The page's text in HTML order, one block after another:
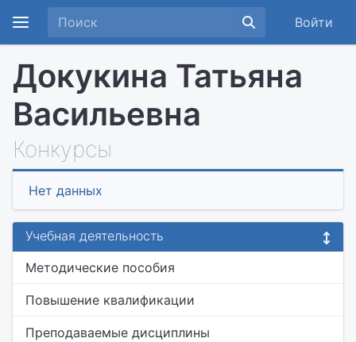
Войти
Докукина Татьяна
Васильевна
Конкурсы
Нет данных
Учебная деятельность
Методические пособия
Повышение квалификации
Преподаваемые дисциплины